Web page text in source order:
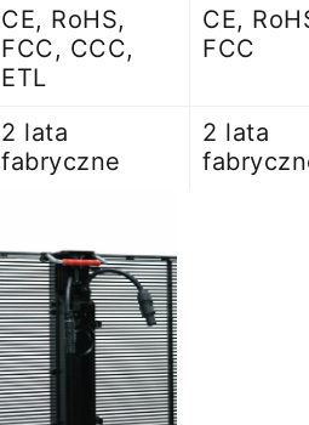
CE, RoHS,
FCC, CCC,
ETL
CE,
FCC
2 lata
fabryczne
2 lata